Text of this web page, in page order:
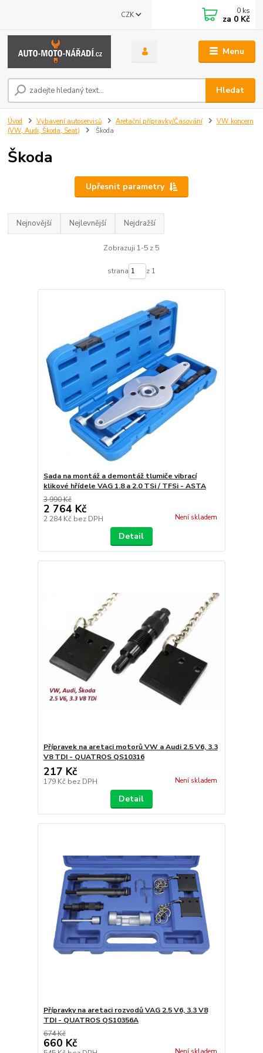
Menu
CZK
Hledat
0 ks
za 0 Kč
Úvod Vybavení autoservisů Aretační přípravky/Časování
VW koncern
(VW, Audi, Škoda, Seat)
Škoda
Škoda
Upřesnit parametry
Nejnovější Nejlevnější Nejdražší
Zobrazuji 1-5 z 5
strana z 1
Sada na montáž a demontáž tlumiče vibrací
klikové hřídele VAG 1.8 a 2.0 TSi / TFSi - ASTA
3 990 Kč
2 764 Kč
2 284 Kč bez DPH Není skladem
Detail
Přípravek na aretaci motorů VW a Audi 2.5 V6, 3.3
V8 TDI - QUATROS QS10316
217 Kč
179 Kč bez DPH Není skladem
Detail
Přípravky na aretaci rozvodů VAG 2.5 V6, 3.3 V8
TDI - QUATROS QS10356A
674 Kč
660 Kč